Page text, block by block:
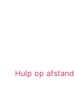
Hulp op afstand